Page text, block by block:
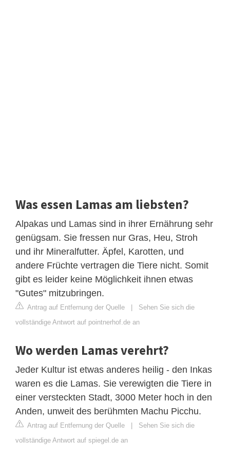
Was essen Lamas am liebsten?
Alpakas und Lamas sind in ihrer Ernährung sehr
genügsam. Sie fressen nur Gras, Heu, Stroh
und ihr Mineralfutter. Äpfel, Karotten, und
andere Früchte vertragen die Tiere nicht. Somit
gibt es leider keine Möglichkeit ihnen etwas
"Gutes" mitzubringen.
Antrag auf Entfernung der Quelle | Sehen Sie sich die
vollständige Antwort auf pointnerhof.de an
Wo werden Lamas verehrt?
Jeder Kultur ist etwas anderes heilig - den Inkas
waren es die Lamas. Sie verewigten die Tiere in
einer versteckten Stadt, 3000 Meter hoch in den
Anden, unweit des berühmten Machu Picchu.
Antrag auf Entfernung der Quelle | Sehen Sie sich die
vollständige Antwort auf spiegel.de an